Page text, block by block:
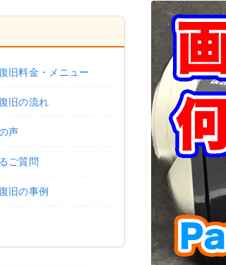
旧料金・メニュー
旧の流れ
声
ご質問
旧の事例